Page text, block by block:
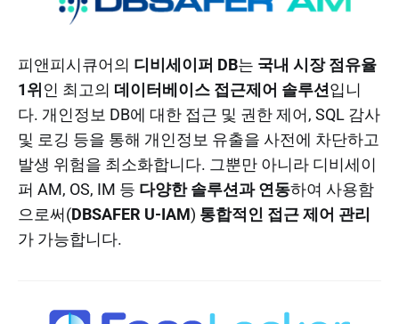
피앤피시큐어의 디비세이퍼 DB는 국내 시장 점유율
1위인 최고의 데이터베이스 접근제어 솔루션입니
다. 개인정보 DB에 대한 접근 및 권한 제어, SQL 감사
및 로깅 등을 통해 개인정보 유출을 사전에 차단하고
발생 위험을 최소화합니다. 그뿐만 아니라 디비세이
퍼 AM, OS, IM 등 다양한 솔루션과 연동하여 사용함
으로써(DBSAFER U-IAM) 통합적인 접근 제어 관리
가 가능합니다.